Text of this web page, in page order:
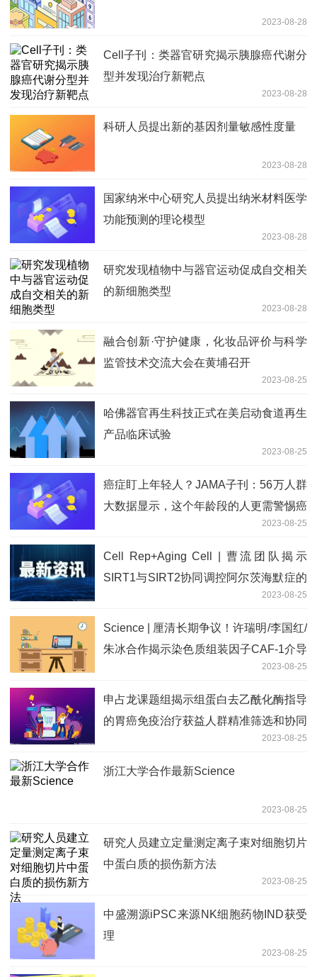
2023-08-28
Cell子刊：类器官研究揭示胰腺癌代谢分
型并发现治疗新靶点
2023-08-28
科研人员提出新的基因剂量敏感性度量
2023-08-28
国家纳米中心研究人员提出纳米材料医学
功能预测的理论模型
2023-08-28
研究发现植物中与器官运动促成自交相关
的新细胞类型
2023-08-28
融合创新·守护健康，化妆品评价与科学
监管技术交流大会在黄埔召开
2023-08-25
哈佛器官再生科技正式在美启动食道再生
产品临床试验
2023-08-25
癌症盯上年轻人？JAMA子刊：56万人群
大数据显示，这个年龄段的人更需警惕癌
2023-08-25
​Cell Rep+Aging Cell | 曹流团队揭示
SIRT1与SIRT2协同调控阿尔茨海默症的
2023-08-25
Science | 厘清长期争议！许瑞明/李国红/
朱冰合作揭示染色质组装因子CAF-1介导
2023-08-25
申占龙课题组揭示组蛋白去乙酰化酶指导
的胃癌免疫治疗获益人群精准筛选和协同
2023-08-25
浙江大学合作最新Science
2023-08-25
研究人员建立定量测定离子束对细胞切片
中蛋白质的损伤新方法
2023-08-25
中盛溯源iPSC来源NK细胞药物IND获受
理
2023-08-25